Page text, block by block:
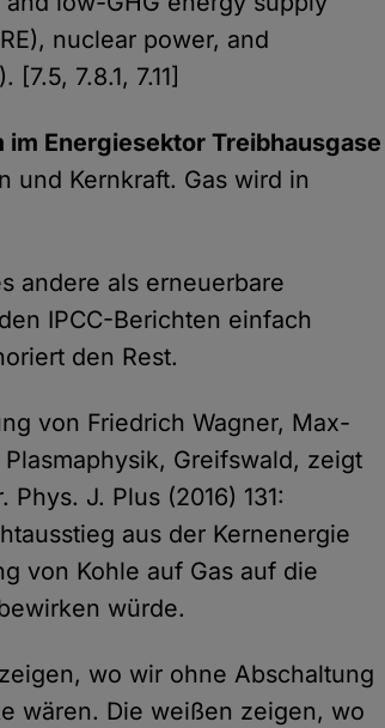
nuclear power, and
7.8.1, 7.11]
Energiesektor Treibhausgase
und Kernkraft. Gas wird in
andere als erneuerbare
IPCC-Berichten einfach
den Rest.
von Friedrich Wagner, Max-
Greifswald, zeigt
Phys. J. Plus (2016) 131:
aus der Kernenergie
von Kohle auf Gas auf die
würde.
wo wir ohne Abschaltung
wären. Die weißen zeigen, wo